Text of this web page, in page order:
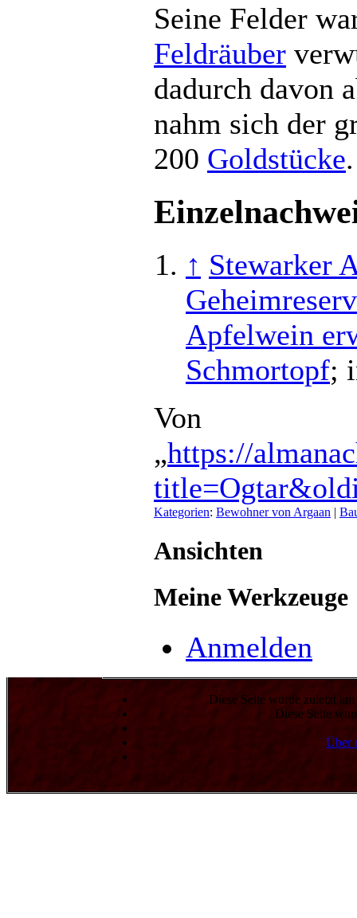
Seine Felder
Feldräuber
dadurch davon
nahm sich der
200 Goldstücke.
↑ Stewarker
Apfelwein
Schmortopf;
Von
„https://
Kategorien: Bewohner von Argaan |
Ansichten
Meine Werkzeuge
Anmelden
Diese Seite wurde zuletzt
Diese Seite
Über